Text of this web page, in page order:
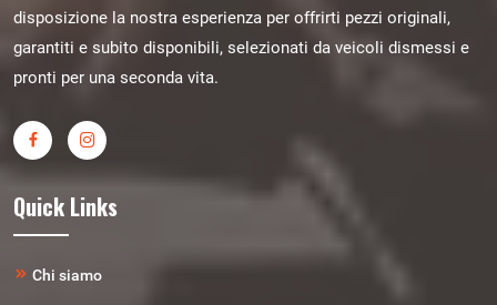
disposizione la nostra esperienza per offrirti pezzi originali,
garantiti e subito disponibili, selezionati da veicoli dismessi e
pronti per una seconda vita.
Quick Links
Chi siamo